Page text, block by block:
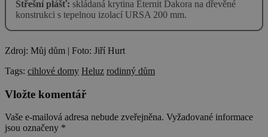
Střešní plášť: skládaná krytina Eternit Dakora na dřevěné
konstrukci s tepelnou izolací URSA 200 mm.
Zdroj: Můj dům | Foto: Jiří Hurt
Tags: cihlové domy Heluz rodinný dům
Vložte komentář
Vaše e-mailová adresa nebude zveřejněna. Vyžadované informace
jsou označeny *